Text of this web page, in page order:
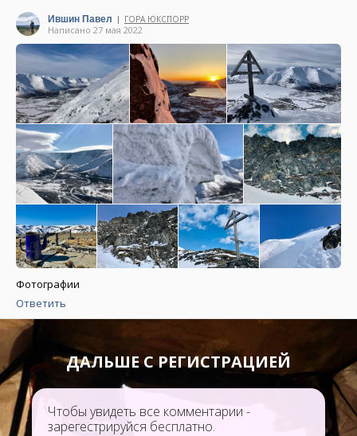
Ившин Павел | ГОРА ЮКСПОРР
Написано 27 мая 2022
Фотографии
Ответить
ДАЛЬШЕ С РЕГИСТРАЦИЕЙ
Чтобы увидеть все комментарии -
зарегестрируйся бесплатно.